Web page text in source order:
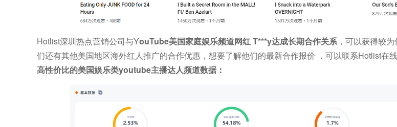
Hotlist深圳热点营销公司与YouTube美国家庭娱乐频道网红 T***y达成长期合作关系，可以获得较
们还有其他美国地区海外红人推广的合作优惠，想要了解他们的最新合作报价 ，可以联系Hotlist在线
高性价比的美国娱乐类youtube主播达人频道数据：